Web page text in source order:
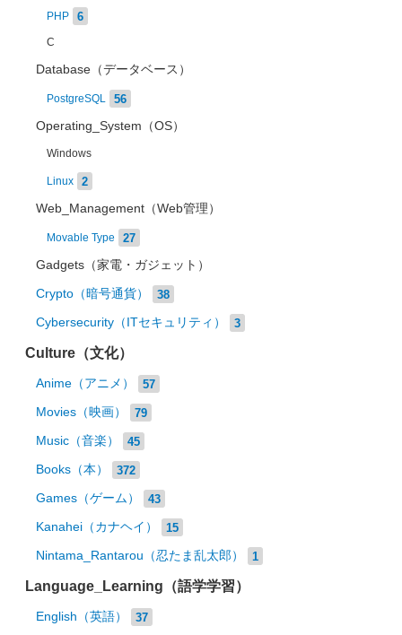
PHP 6
C
Database（データベース）
PostgreSQL 56
Operating_System（OS）
Windows
Linux 2
Web_Management（Web管理）
Movable Type 27
Gadgets（家電・ガジェット）
Crypto（暗号通貨） 38
Cybersecurity（ITセキュリティ） 3
Culture（文化）
Anime（アニメ） 57
Movies（映画） 79
Music（音楽） 45
Books（本） 372
Games（ゲーム） 43
Kanahei（カナヘイ） 15
Nintama_Rantarou（忍たま乱太郎） 1
Language_Learning（語学学習）
English（英語） 37